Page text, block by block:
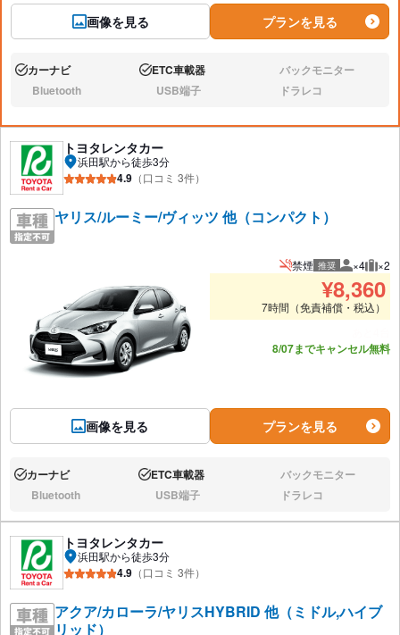
画像を見る プランを見る
あり:カーナビ あり:ETC車載器 なし:バックモニター
なし:Bluetooth なし:USB端子 なし:ドラレコ
トヨタレンタカー
浜田駅から徒歩3分
4.9 （口コミ 3件）
ヤリス/ルーミー/ヴィッツ 他（コンパクト）
画像を見る
禁煙 推奨 推奨人数
×4 推
×2
¥8,360
7時間（免責補償・税込）
8/07までキャンセル無料
プランを見る
あり:カーナビ あり:ETC車載器 なし:バックモニター
なし:Bluetooth なし:USB端子 なし:ドラレコ
トヨタレンタカー
浜田駅から徒歩3分
4.9 （口コミ 3件）
アクア/カローラ/ヤリスHYBRID 他（ミドル,ハイブ
リッド）